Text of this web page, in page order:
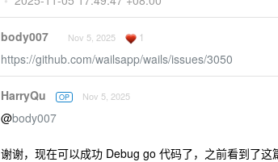
body007 Nov 5, 2025 1
https://github.com/wailsapp/wails/issues/3050
HarryQu OP Nov 5, 2025
@body007
谢谢，现在可以成功 Debug go 代码了，之前看到了这